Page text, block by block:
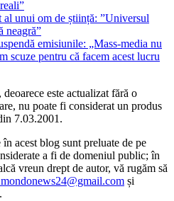
al unui om de știință: ”Universul
neagră”
emisiunile: „Mass-media nu
scuze pentru că facem acest lucru
este actualizat fără o
nu poate fi considerat un produs
7.03.2001.
acest blog sunt preluate de pe
a fi de domeniul public; în
vreun drept de autor, vă rugăm să
și